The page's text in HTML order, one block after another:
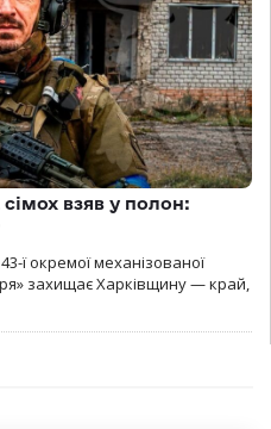
взяв у полон:
ї окремої механізованої
захищає Харківщину — край,